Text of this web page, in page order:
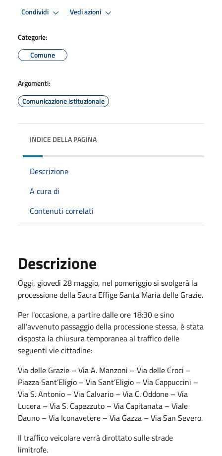
Condividi Vedi azioni
Categorie:
Comune
Argomenti:
Comunicazione istituzionale
INDICE DELLA PAGINA
Descrizione
A cura di
Contenuti correlati
Descrizione
Oggi, giovedì 28 maggio, nel pomeriggio si svolgerà la
processione della Sacra Effige Santa Maria delle Grazie.
Per l’occasione, a partire dalle ore 18:30 e sino
all’avvenuto passaggio della processione stessa, è stata
disposta la chiusura temporanea al traffico delle
seguenti vie cittadine:
Via delle Grazie – Via A. Manzoni – Via delle Croci –
Piazza Sant’Eligio – Via Sant’Eligio – Via Cappuccini –
Via S. Antonio – Via Calvario – Via C. Oddone – Via
Lucera – Via S. Capezzuto – Via Capitanata – Viale
Dauno – Via Iconavetere – Via Gazza – Via San Severo.
Il traffico veicolare verrà dirottato sulle strade
limitrofe.